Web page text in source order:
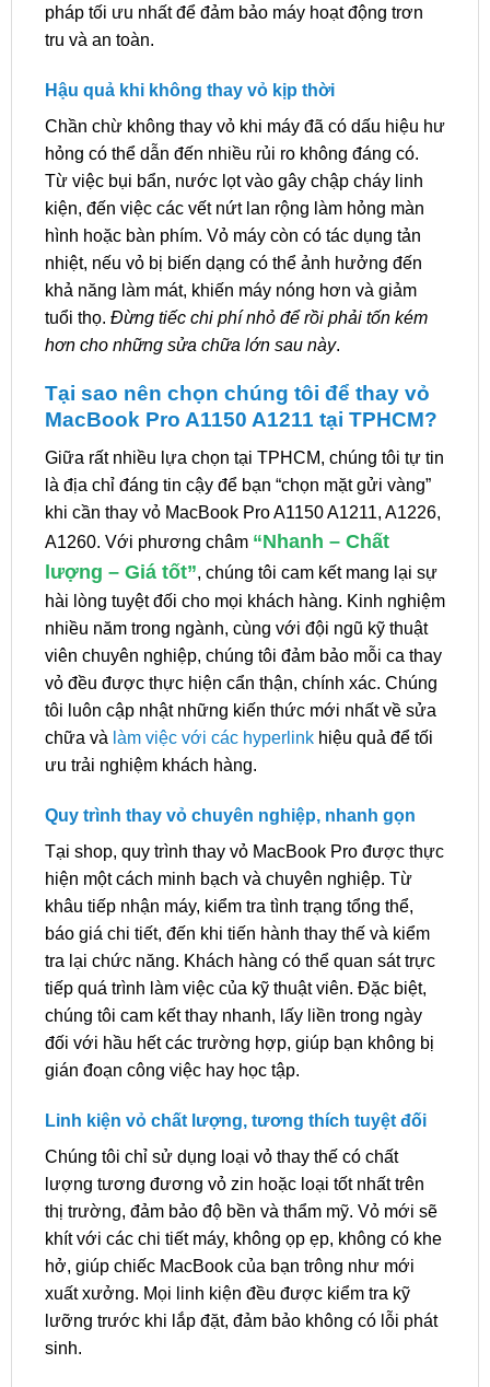
pháp tối ưu nhất để đảm bảo máy hoạt động trơn
tru và an toàn.
Hậu quả khi không thay vỏ kịp thời
Chần chừ không thay vỏ khi máy đã có dấu hiệu hư
hỏng có thể dẫn đến nhiều rủi ro không đáng có.
Từ việc bụi bẩn, nước lọt vào gây chập cháy linh
kiện, đến việc các vết nứt lan rộng làm hỏng màn
hình hoặc bàn phím. Vỏ máy còn có tác dụng tản
nhiệt, nếu vỏ bị biến dạng có thể ảnh hưởng đến
khả năng làm mát, khiến máy nóng hơn và giảm
tuổi thọ. Đừng tiếc chi phí nhỏ để rồi phải tốn kém
hơn cho những sửa chữa lớn sau này.
Tại sao nên chọn chúng tôi để thay vỏ
MacBook Pro A1150 A1211 tại TPHCM?
Giữa rất nhiều lựa chọn tại TPHCM, chúng tôi tự tin
là địa chỉ đáng tin cậy để bạn “chọn mặt gửi vàng”
khi cần thay vỏ MacBook Pro A1150 A1211, A1226,
A1260. Với phương châm “Nhanh – Chất
lượng – Giá tốt”, chúng tôi cam kết mang lại sự
hài lòng tuyệt đối cho mọi khách hàng. Kinh nghiệm
nhiều năm trong ngành, cùng với đội ngũ kỹ thuật
viên chuyên nghiệp, chúng tôi đảm bảo mỗi ca thay
vỏ đều được thực hiện cẩn thận, chính xác. Chúng
tôi luôn cập nhật những kiến thức mới nhất về sửa
chữa và làm việc với các hyperlinkhiệu quả để tối
ưu trải nghiệm khách hàng.
Quy trình thay vỏ chuyên nghiệp, nhanh gọn
Tại shop, quy trình thay vỏ MacBook Pro được thực
hiện một cách minh bạch và chuyên nghiệp. Từ
khâu tiếp nhận máy, kiểm tra tình trạng tổng thể,
báo giá chi tiết, đến khi tiến hành thay thế và kiểm
tra lại chức năng. Khách hàng có thể quan sát trực
tiếp quá trình làm việc của kỹ thuật viên. Đặc biệt,
chúng tôi cam kết thay nhanh, lấy liền trong ngày
đối với hầu hết các trường hợp, giúp bạn không bị
gián đoạn công việc hay học tập.
Linh kiện vỏ chất lượng, tương thích tuyệt đối
Chúng tôi chỉ sử dụng loại vỏ thay thế có chất
lượng tương đương vỏ zin hoặc loại tốt nhất trên
thị trường, đảm bảo độ bền và thẩm mỹ. Vỏ mới sẽ
khít với các chi tiết máy, không ọp ẹp, không có khe
hở, giúp chiếc MacBook của bạn trông như mới
xuất xưởng. Mọi linh kiện đều được kiểm tra kỹ
lưỡng trước khi lắp đặt, đảm bảo không có lỗi phát
sinh.